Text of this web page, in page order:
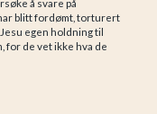
å svare på
blitt fordømt, torturert
egen holdning til
for de vet ikke hva de